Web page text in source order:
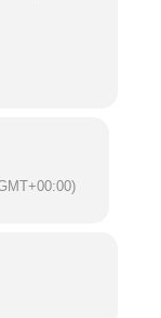
del folclore
de